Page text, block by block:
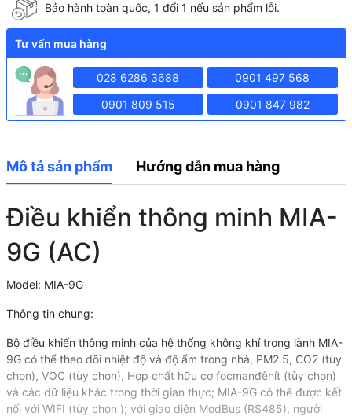
Bảo hành toàn quốc, 1 đổi 1 nếu sản phẩm lỗi.
Tư vấn mua hàng
028 6286 3688 0901 497 568
0901 809 515 0901 847 982
Mô tả sản phẩm Hướng dẫn mua hàng
Điều khiển thông minh MIA-
9G (AC)
Model: MIA-9G
Thông tin chung:
Bộ điều khiển thông minh của hệ thống không khí trong lành MIA-
9G có thể theo dõi nhiệt độ và độ ẩm trong nhà, PM2.5, CO2 (tùy
chọn), VOC (tùy chọn), Hợp chất hữu cơ focmanđêhít (tùy chọn)
và các dữ liệu khác trong thời gian thực; MIA-9G có thể được kết
nối với WIFI (tùy chọn ); với giao diện ModBus (RS485), người